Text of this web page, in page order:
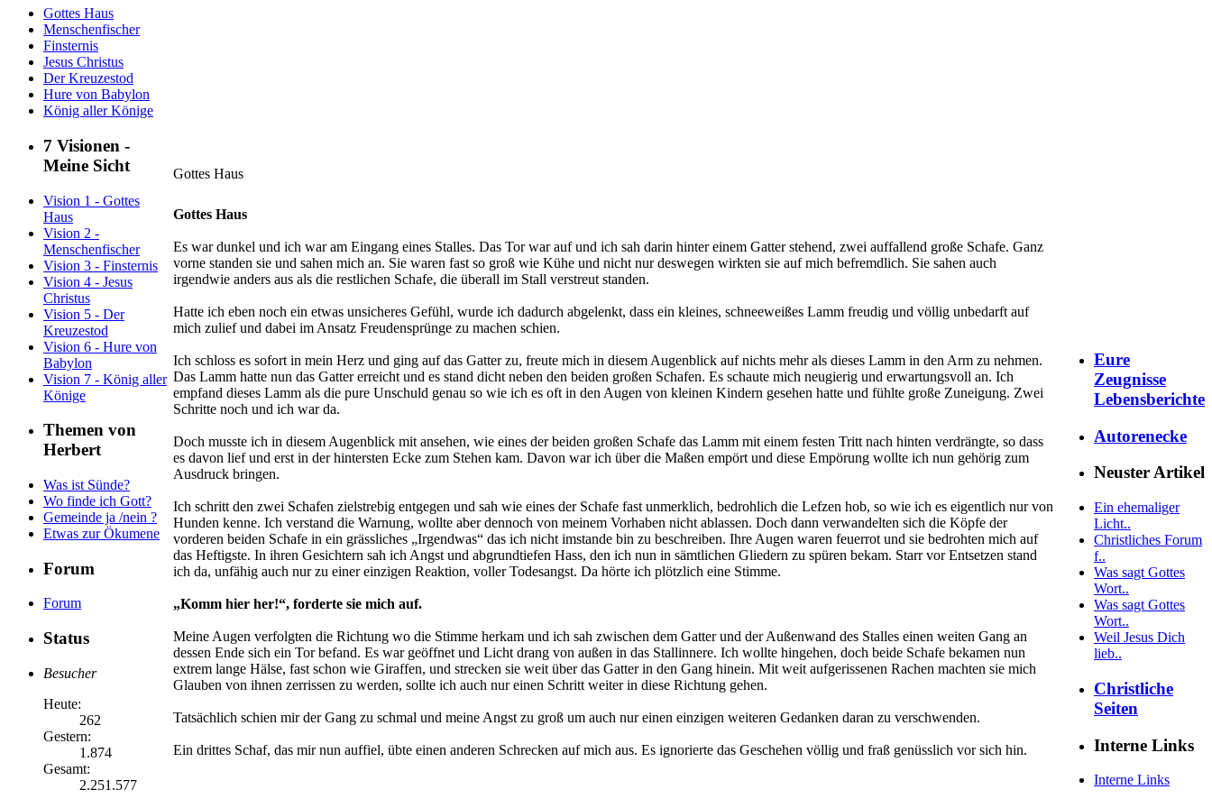
Gottes Haus
Menschenfischer
Finsternis
Jesus Christus
Der Kreuzestod
Hure von Babylon
König aller Könige
7 Visionen -
Meine Sicht
Vision 1 - Gottes
Haus
Vision 2 -
Menschenfischer
Vision 3 - Finsternis
Vision 4 - Jesus
Christus
Vision 5 - Der
Kreuzestod
Vision 6 - Hure von
Babylon
Vision 7 - König aller
Könige
Themen von
Herbert
Was ist Sünde?
Wo finde ich Gott?
Gemeinde ja /nein ?
Etwas zur Ökumene
Forum
Forum
Status
Besucher
Heute:
262
Gestern:
1.874
Gesamt:
2.251.577
Gottes Haus
Gottes Haus
Es war dunkel und ich war am Eingang eines Stalles. Das Tor war auf und ich sah darin hinter einem Gatter stehend, zwei auffallend große Schafe. Ganz
vorne standen sie und sahen mich an. Sie waren fast so groß wie Kühe und nicht nur deswegen wirkten sie auf mich befremdlich. Sie sahen auch
irgendwie anders aus als die restlichen Schafe, die überall im Stall verstreut standen.
Hatte ich eben noch ein etwas unsicheres Gefühl, wurde ich dadurch abgelenkt, dass ein kleines, schneeweißes Lamm freudig und völlig unbedarft auf
mich zulief und dabei im Ansatz Freudensprünge zu machen schien.
Ich schloss es sofort in mein Herz und ging auf das Gatter zu, freute mich in diesem Augenblick auf nichts mehr als dieses Lamm in den Arm zu nehmen.
Das Lamm hatte nun das Gatter erreicht und es stand dicht neben den beiden großen Schafen. Es schaute mich neugierig und erwartungsvoll an. Ich
empfand dieses Lamm als die pure Unschuld genau so wie ich es oft in den Augen von kleinen Kindern gesehen hatte und fühlte große Zuneigung. Zwei
Schritte noch und ich war da.
Doch musste ich in diesem Augenblick mit ansehen, wie eines der beiden großen Schafe das Lamm mit einem festen Tritt nach hinten verdrängte, so dass
es davon lief und erst in der hintersten Ecke zum Stehen kam. Davon war ich über die Maßen empört und diese Empörung wollte ich nun gehörig zum
Ausdruck bringen.
Ich schritt den zwei Schafen zielstrebig entgegen und sah wie eines der Schafe fast unmerklich, bedrohlich die Lefzen hob, so wie ich es eigentlich nur von
Hunden kenne. Ich verstand die Warnung, wollte aber dennoch von meinem Vorhaben nicht ablassen. Doch dann verwandelten sich die Köpfe der
vorderen beiden Schafe in ein grässliches „Irgendwas“ das ich nicht imstande bin zu beschreiben. Ihre Augen waren feuerrot und sie bedrohten mich auf
das Heftigste. In ihren Gesichtern sah ich Angst und abgrundtiefen Hass, den ich nun in sämtlichen Gliedern zu spüren bekam. Starr vor Entsetzen stand
ich da, unfähig auch nur zu einer einzigen Reaktion, voller Todesangst. Da hörte ich plötzlich eine Stimme.
„Komm hier her!“, forderte sie mich auf.
Meine Augen verfolgten die Richtung wo die Stimme herkam und ich sah zwischen dem Gatter und der Außenwand des Stalles einen weiten Gang an
dessen Ende sich ein Tor befand. Es war geöffnet und Licht drang von außen in das Stallinnere. Ich wollte hingehen, doch beide Schafe bekamen nun
extrem lange Hälse, fast schon wie Giraffen, und strecken sie weit über das Gatter in den Gang hinein. Mit weit aufgerissenen Rachen machten sie mich
Glauben von ihnen zerrissen zu werden, sollte ich auch nur einen Schritt weiter in diese Richtung gehen.
Tatsächlich schien mir der Gang zu schmal und meine Angst zu groß um auch nur einen einzigen weiteren Gedanken daran zu verschwenden.
Ein drittes Schaf, das mir nun auffiel, übte einen anderen Schrecken auf mich aus. Es ignorierte das Geschehen völlig und fraß genüsslich vor sich hin.
Eure
Zeugnisse
Lebensberichte
Autorenecke
Neuster Artikel
Ein ehemaliger
Licht..
Christliches Forum
f..
Was sagt Gottes
Wort..
Was sagt Gottes
Wort..
Weil Jesus Dich
lieb..
Christliche
Seiten
Interne Links
Interne Links